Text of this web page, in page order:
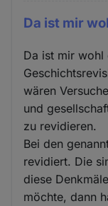
Da ist mir
Da ist mir wohl
wären
und
zu revidieren.
Bei den
revidiert. Die
diese
möchte, dann